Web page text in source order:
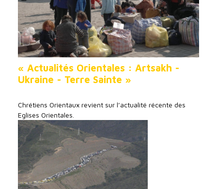
« Actualités Orientales : Artsakh -
Ukraine - Terre Sainte »
Chrétiens Orientaux revient sur l’actualité récente des
Eglises Orientales.